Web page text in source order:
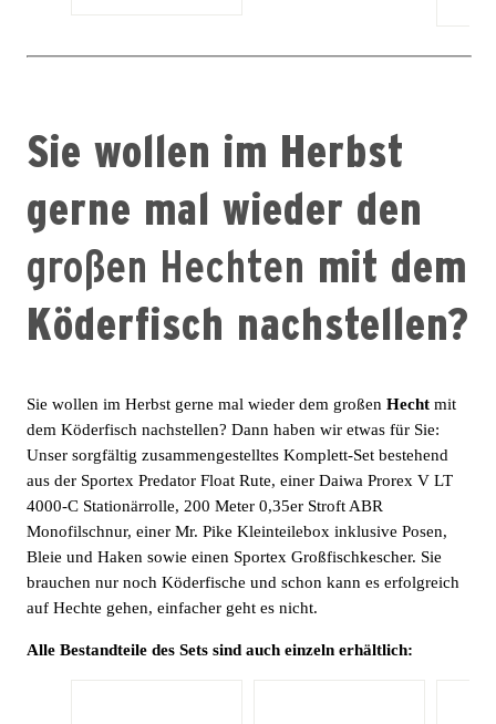
Sie wollen im Herbst
gerne mal wieder den
großen Hechten mit dem
Köderfisch nachstellen?
Sie wollen im Herbst gerne mal wieder dem großen Hecht mit
dem Köderfisch nachstellen? Dann haben wir etwas für Sie:
Unser sorgfältig zusammengestelltes Komplett-Set bestehend
aus der Sportex Predator Float Rute, einer Daiwa Prorex V LT
4000-C Stationärrolle, 200 Meter 0,35er Stroft ABR
Monofilschnur, einer Mr. Pike Kleinteilebox inklusive Posen,
Bleie und Haken sowie einen Sportex Großfischkescher. Sie
brauchen nur noch Köderfische und schon kann es erfolgreich
auf Hechte gehen, einfacher geht es nicht.
Alle Bestandteile des Sets sind auch einzeln erhältlich: